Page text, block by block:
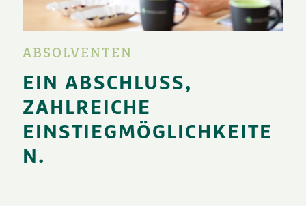
ABSOLVENTEN
EIN ABSCHLUSS,
ZAHLREICHE
EINSTIEGMÖGLICHKEITE
N.